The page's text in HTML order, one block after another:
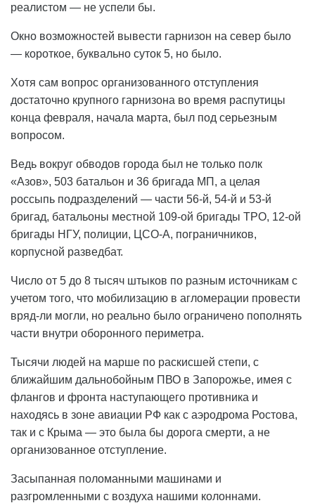
реалистом — не успели бы.
Окно возможностей вывести гарнизон на север было
— короткое, буквально суток 5, но было.
Хотя сам вопрос организованного отступления
достаточно крупного гарнизона во время распутицы
конца февраля, начала марта, был под серьезным
вопросом.
Ведь вокруг обводов города был не только полк
«Азов», 503 батальон и 36 бригада МП, а целая
россыпь подразделений — части 56-й, 54-й и 53-й
бригад, батальоны местной 109-ой бригады ТРО, 12-ой
бригады НГУ, полиции, ЦСО-А, пограничников,
корпусной разведбат.
Число от 5 до 8 тысяч штыков по разным источникам с
учетом того, что мобилизацию в агломерации провести
вряд-ли могли, но реально было ограничено пополнять
части внутри оборонного периметра.
Тысячи людей на марше по раскисшей степи, с
ближайшим дальнобойным ПВО в Запорожье, имея с
флангов и фронта наступающего противника и
находясь в зоне авиации РФ как с аэродрома Ростова,
так и с Крыма — это была бы дорога смерти, а не
организованное отступление.
Засыпанная поломанными машинами и
разгромленными с воздуха нашими колоннами.